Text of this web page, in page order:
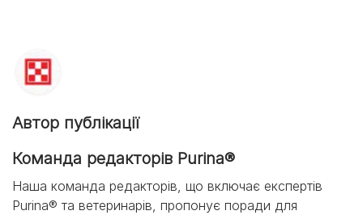
Автор публікації
Команда редакторів Purina®
Наша команда редакторів, що включає експертів
Purina® та ветеринарів, пропонує поради для